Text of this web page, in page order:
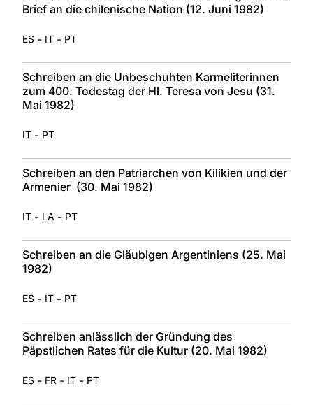
Brief an die chilenische Nation (12. Juni 1982)
ES - IT - PT
Schreiben an die Unbeschuhten Karmeliterinnen
zum 400. Todestag der Hl. Teresa von Jesu (31.
Mai 1982)
IT - PT
Schreiben an den Patriarchen von Kilikien und der
Armenier (30. Mai 1982)
IT - LA - PT
Schreiben an die Gläubigen Argentiniens (25. Mai
1982)
ES - IT - PT
Schreiben anlässlich der Gründung des
Päpstlichen Rates für die Kultur (20. Mai 1982)
ES - FR - IT - PT